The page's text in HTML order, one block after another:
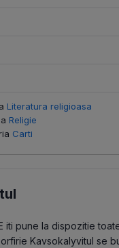
Literatura religioasa
Religie
Carti
iti pune la dispozitie
Kavsokalyvitul se